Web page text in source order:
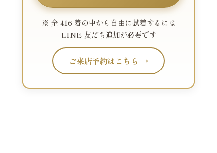
※ 全 416 着の中から自由に試着するには
LINE 友だち追加が必要です
ご来店予約はこちら →